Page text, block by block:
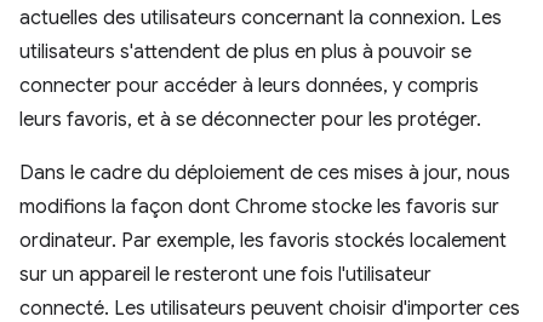
actuelles des utilisateurs concernant la connexion. Les
utilisateurs s'attendent de plus en plus à pouvoir se
connecter pour accéder à leurs données, y compris
leurs favoris, et à se déconnecter pour les protéger.
Dans le cadre du déploiement de ces mises à jour, nous
modifions la façon dont Chrome stocke les favoris sur
ordinateur. Par exemple, les favoris stockés localement
sur un appareil le resteront une fois l'utilisateur
connecté. Les utilisateurs peuvent choisir d'importer ces